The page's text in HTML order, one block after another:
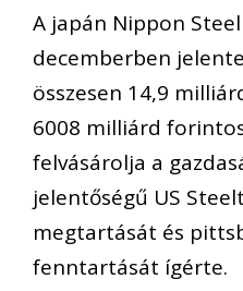
A japán Nippon
decemberben
összesen 14,9
6008 milliárd
felvásárolja a
jelentőségű US
megtartását és
fenntartását ígérte.